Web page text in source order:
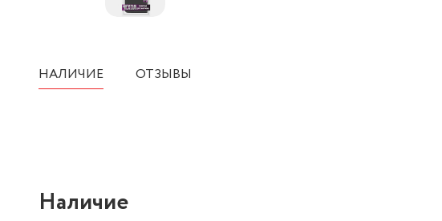
НАЛИЧИЕ ОТЗЫВЫ
Наличие